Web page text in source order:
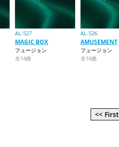
AL-527
MAGIC BOX
フュージョン
全14曲
AL-526
AMUSEMENT
フュージョン
全16曲
<< First